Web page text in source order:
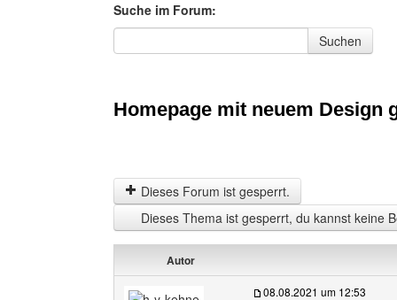
Suche im Forum:
Suche im Forum
Suchen
Homepage mit neuem Design
Dieses Forum ist gesperrt.
Dieses Thema ist gesperrt, du kannst keine
Autor
08.08.2021 um 12:53